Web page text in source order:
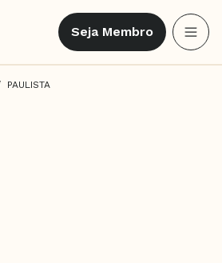
Seja Membro
PAULISTA